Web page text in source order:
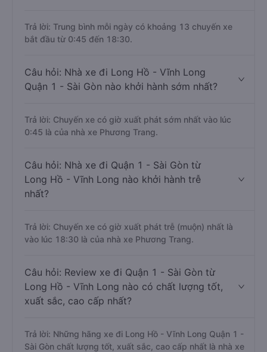
Trả lời: Trung bình mỗi ngày có khoảng 13 chuyến xe
bắt đầu từ 0:45 đến 18:30.
Câu hỏi: Nhà xe đi Long Hồ - Vĩnh Long
Quận 1 - Sài Gòn nào khởi hành sớm nhất?
Trả lời: Chuyến xe có giờ xuất phát sớm nhất vào lúc
0:45 là của nhà xe Phương Trang.
Câu hỏi: Nhà xe đi Quận 1 - Sài Gòn từ
Long Hồ - Vĩnh Long nào khởi hành trễ
nhất?
Trả lời: Chuyến xe có giờ xuất phát trễ (muộn) nhất là
vào lúc 18:30 là của nhà xe Phương Trang.
Câu hỏi: Review xe đi Quận 1 - Sài Gòn từ
Long Hồ - Vĩnh Long nào có chất lượng tốt,
xuất sắc, cao cấp nhất?
Trả lời: Những hãng xe đi Long Hồ - Vĩnh Long Quận 1 -
Sài Gòn chất lượng tốt, xuất sắc, cao cấp nhất là nhà xe